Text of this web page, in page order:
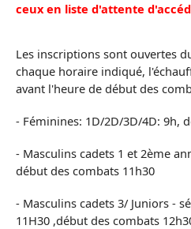
ceux en liste d'attente
Les inscriptions sont ouvertes
chaque horaire indiqué,
avant l'heure de début des
- Féminines: 1D/2D/3D/4D: 9h,
- Masculins cadets 1 et 2ème
début des combats 11h30
- Masculins cadets 3/ Juniors -
11H30 ,début des combats